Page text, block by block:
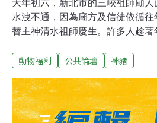
大年初六，新北市的三峽祖師廟
水洩不通，因為廟方及信徒依循
替主神清水祖師慶生。許多人趁
灣神豬比賽登上奧地利「標準報（
何宰殺、祭祀一隻重達千斤以上
異俗再度躍上國際媒體，我相信
灣之光」；至於那些接受祭拜的
動物福利 公共論壇 神豬